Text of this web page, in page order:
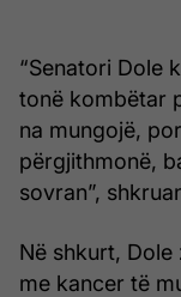
“Senatori Dole
tonë kombëtar
na mungojë,
përgjithmonë,
sovran”,
Në shkurt,
me kancer të